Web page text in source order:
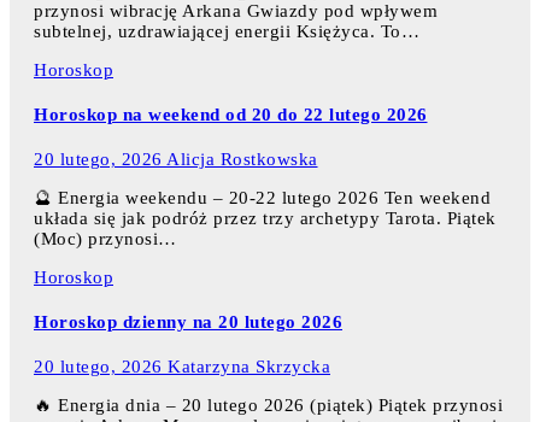
przynosi wibrację Arkana Gwiazdy pod wpływem
subtelnej, uzdrawiającej energii Księżyca. To…
Horoskop
Horoskop na weekend od 20 do 22 lutego 2026
20 lutego, 2026 Alicja Rostkowska
🔮 Energia weekendu – 20-22 lutego 2026 Ten weekend
układa się jak podróż przez trzy archetypy Tarota. Piątek
(Moc) przynosi…
Horoskop
Horoskop dzienny na 20 lutego 2026
20 lutego, 2026 Katarzyna Skrzycka
🔥 Energia dnia – 20 lutego 2026 (piątek) Piątek przynosi